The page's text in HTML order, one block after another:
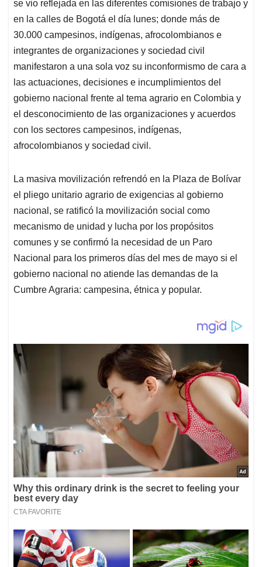
se vio reflejada en las diferentes comisiones de trabajo y
en la calles de Bogotá el día lunes; donde más de
30.000 campesinos, indígenas, afrocolombianos e
integrantes de organizaciones y sociedad civil
manifestaron a una sola voz su inconformismo de cara a
las actuaciones, decisiones e incumplimientos del
gobierno nacional frente al tema agrario en Colombia y
el desconocimiento de las organizaciones y acuerdos
con los sectores campesinos, indígenas,
afrocolombianos y sociedad civil.
La masiva movilización refrendó en la Plaza de Bolívar
el pliego unitario agrario de exigencias al gobierno
nacional, se ratificó la movilización social como
mecanismo de unidad y lucha por los propósitos
comunes y se confirmó la necesidad de un Paro
Nacional para los primeros días del mes de mayo si el
gobierno nacional no atiende las demandas de la
Cumbre Agraria: campesina, étnica y popular.